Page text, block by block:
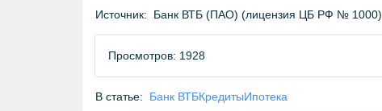
Источник: Банк ВТБ (ПАО) (лицензия ЦБ РФ № 1000)
Просмотров: 1928
В статье: Банк ВТБКредитыИпотека